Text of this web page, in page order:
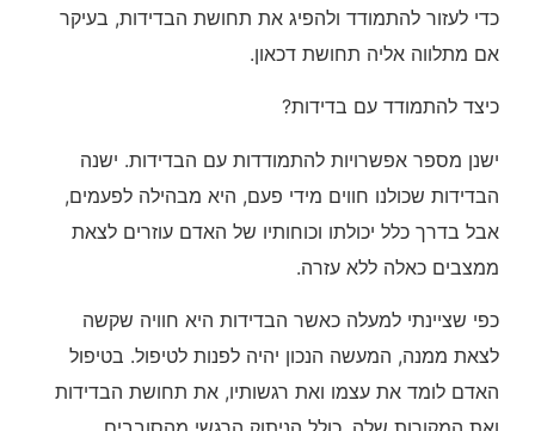
כדי לעזור להתמודד ולהפיג את תחושת הבדידות, בעיקר
אם מתלווה אליה תחושת דכאון.
כיצד להתמודד עם בדידות?
ישנן מספר אפשרויות להתמודדות עם הבדידות. ישנה
הבדידות שכולנו חווים מידי פעם, היא מבהילה לפעמים,
אבל בדרך כלל יכולתו וכוחותיו של האדם עוזרים לצאת
ממצבים כאלה ללא עזרה.
כפי שציינתי למעלה כאשר הבדידות היא חוויה שקשה
לצאת ממנה, המעשה הנכון יהיה לפנות לטיפול. בטיפול
האדם לומד את עצמו ואת רגשותיו, את תחושת הבדידות